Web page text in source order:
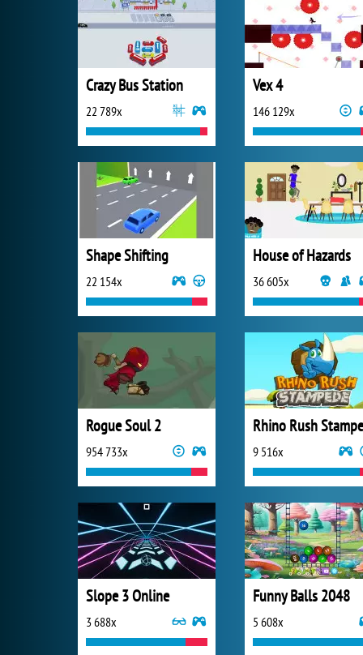
Crazy Bus Station
22 789x
Vex 4
146 129x
Shape Shifting
22 154x
House of Hazards
36 605x
Rogue Soul 2
954 733x 9 516x
Slope 3 Online
3 688x
Funny Balls 2048
5 608x